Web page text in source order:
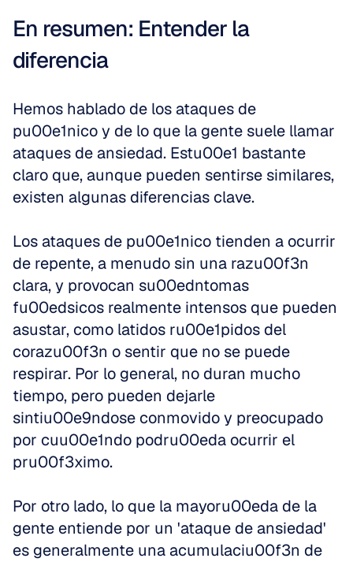
En resumen: Entender la
diferencia
Hemos hablado de los ataques de
pu00e1nico y de lo que la gente suele llamar
ataques de ansiedad. Estu00e1 bastante
claro que, aunque pueden sentirse similares,
existen algunas diferencias clave.
Los ataques de pu00e1nico tienden a ocurrir
de repente, a menudo sin una razu00f3n
clara, y provocan su00edntomas
fu00edsicos realmente intensos que pueden
asustar, como latidos ru00e1pidos del
corazu00f3n o sentir que no se puede
respirar. Por lo general, no duran mucho
tiempo, pero pueden dejarle
sintiu00e9ndose conmovido y preocupado
por cuu00e1ndo podru00eda ocurrir el
pru00f3ximo.
Por otro lado, lo que la mayoru00eda de la
gente entiende por un 'ataque de ansiedad'
es generalmente una acumulaciu00f3n de